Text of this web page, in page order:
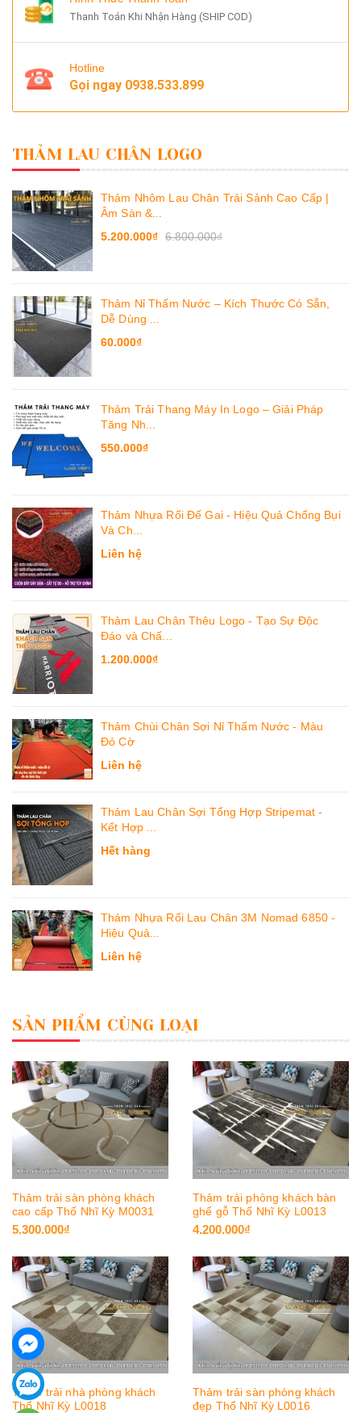
Thanh Toán Khi Nhận Hàng (SHIP COD)
Hotline
Gọi ngay 0938.533.899
THẢM LAU CHÂN LOGO
Thảm Nhôm Lau Chân Trải Sảnh Cao Cấp |
Âm Sàn &...
5.200.000₫ 6.800.000₫
Thảm Nỉ Thấm Nước – Kích Thước Có Sẵn,
Dễ Dùng ...
60.000₫
Thảm Trải Thang Máy In Logo – Giải Pháp
Tăng Nh...
550.000₫
Thảm Nhựa Rối Đế Gai - Hiệu Quả Chống Bụi
Và Ch...
Liên hệ
Thảm Lau Chân Thêu Logo - Tạo Sự Độc
Đáo và Chấ...
1.200.000₫
Thảm Chùi Chân Sợi Nỉ Thấm Nước - Màu
Đỏ Cờ
Liên hệ
Thảm Lau Chân Sợi Tổng Hợp Stripemat -
Kết Hợp ...
Hết hàng
Thảm Nhựa Rối Lau Chân 3M Nomad 6850 -
Hiệu Quả...
Liên hệ
SẢN PHẨM CÙNG LOẠI
Thảm trải sàn phòng khách
cao cấp Thổ Nhĩ Kỳ M0031
5.300.000₫
Thảm trải nhà phòng khách
Thổ Nhĩ Kỳ L0018
Thảm trải phòng khách bàn
ghế gỗ Thổ Nhĩ Kỳ L0013
4.200.000₫
Thảm trải sàn phòng khách
đẹp Thổ Nhĩ Kỳ L0016